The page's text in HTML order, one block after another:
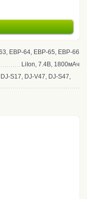
EBP-64, EBP-65, EBP-66
LiIon, 7.4В, 1800мАч
S17, DJ-V47, DJ-S47,